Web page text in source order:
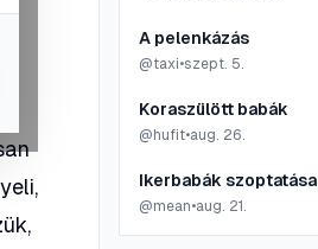
A pelenkázás
@taxi•szept. 5.
Koraszülött babák
@ hufit•aug. 26.
Ikerbabák szoptatása
@mean•aug. 21.